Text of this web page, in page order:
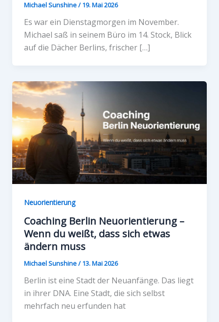
Michael Sunshine/19. Mai 2026
Es war ein Dienstagmorgen im November.
Michael saß in seinem Büro im 14. Stock, Blick
auf die Dächer Berlins, frischer […]
Neuorientierung
Coaching Berlin Neuorientierung –
Wenn du weißt, dass sich etwas
ändern muss
Michael Sunshine/13. Mai 2026
Berlin ist eine Stadt der Neuanfänge. Das liegt
in ihrer DNA. Eine Stadt, die sich selbst
mehrfach neu erfunden hat